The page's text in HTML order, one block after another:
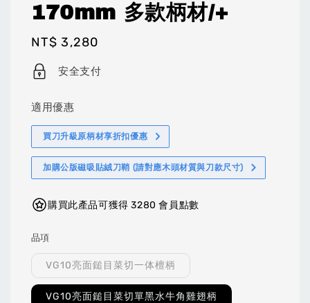
170mm 多款柄材/+
Regular
price
NT$ 3,280
安全支付
適用優惠
買刀升級原柄材享折扣優惠
加購公版磁吸貼絨刀鞘 (請對應木頭材質與刀款尺寸)
購買此產品可獲得 3280 會員點數
品項
VG10亮面鎚目菜切一体檀柄
VG10亮面鎚目菜切單黑水牛角雞翅柄